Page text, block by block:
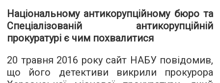
Національному антикорупційному бюро та
Спеціалізованій антикорупційній
прокуратурі є чим похвалитися
20 травня 2016 року сайт НАБУ повідомив,
що його детективи викрили прокурора